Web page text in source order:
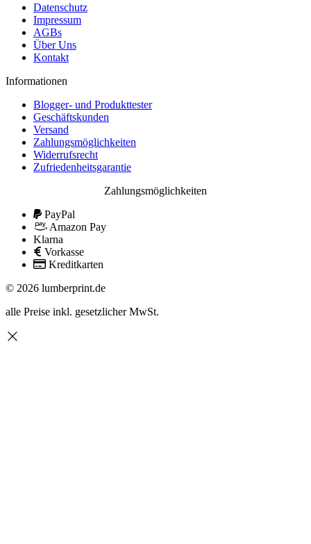
Datenschutz
Impressum
AGBs
Über Uns
Kontakt
Informationen
Blogger- und Produkttester
Geschäftskunden
Versand
Zahlungsmöglichkeiten
Widerrufsrecht
Zufriedenheitsgarantie
Zahlungsmöglichkeiten
PayPal
Amazon Pay
Klarna
Vorkasse
Kreditkarten
© 2026 lumberprint.de
alle Preise inkl. gesetzlicher MwSt.